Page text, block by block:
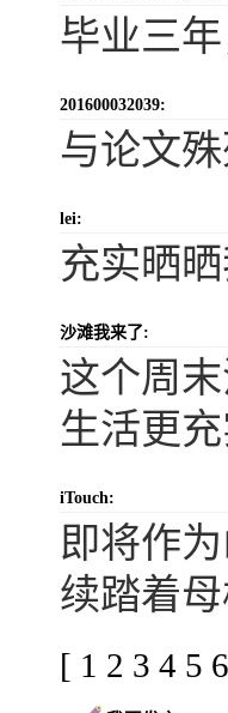
毕业三
201600032039:
与论文
lei:
充实晒
沙滩我来了:
这个周
生活更
iTouch:
即将作
续踏着
[ 1 2 3 4 5 6